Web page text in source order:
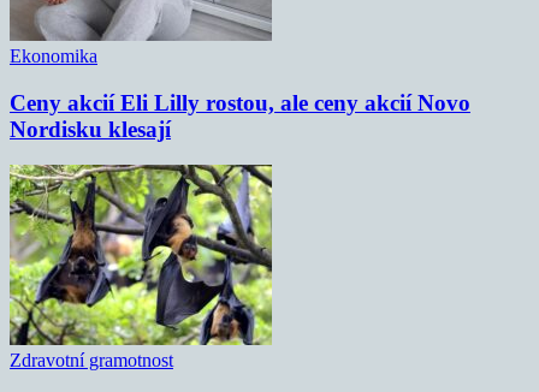
Ekonomika
Ceny akcií Eli Lilly rostou, ale ceny akcií Novo
Nordisku klesají
Zdravotní gramotnost